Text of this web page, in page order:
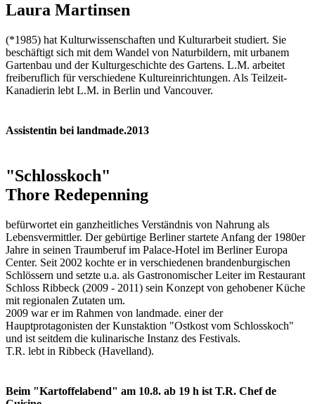
Laura Martinsen
(*1985) hat Kulturwissenschaften und Kulturarbeit studiert. Sie
beschäftigt sich mit dem Wandel von Naturbildern, mit urbanem
Gartenbau und der Kulturgeschichte des Gartens. L.M. arbeitet
freiberuflich für verschiedene Kultureinrichtungen. Als Teilzeit-
Kanadierin lebt L.M. in Berlin und Vancouver.
Assistentin bei landmade.2013
"Schlosskoch"
Thore Redepenning
befürwortet ein ganzheitliches Verständnis von Nahrung als
Lebensvermittler. Der gebürtige Berliner startete Anfang der 1980er
Jahre in seinen Traumberuf im Palace-Hotel im Berliner Europa
Center. Seit 2002 kochte er in verschiedenen brandenburgischen
Schlössern und setzte u.a. als Gastronomischer Leiter im Restaurant
Schloss Ribbeck (2009 - 2011) sein Konzept von gehobener Küche
mit regionalen Zutaten um.
2009 war er im Rahmen von landmade. einer der
Hauptprotagonisten der Kunstaktion "Ostkost vom Schlosskoch"
und ist seitdem die kulinarische Instanz des Festivals.
T.R. lebt in Ribbeck (Havelland).
Beim "Kartoffelabend" am 10.8. ab 19 h ist T.R. Chef de